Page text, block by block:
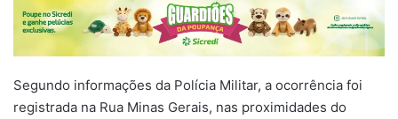
Segundo informações da Polícia Militar, a ocorrência foi
registrada na Rua Minas Gerais, nas proximidades do